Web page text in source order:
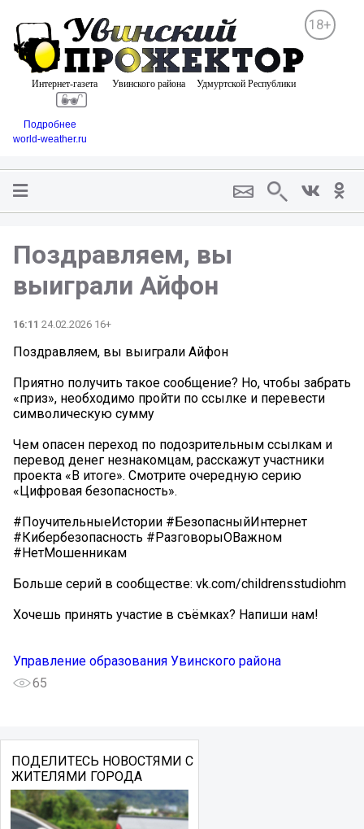
18+
Подробнее
world-weather.ru
Поздравляем, вы
выиграли Айфон
16:11 24.02.2026 16+
Поздравляем, вы выиграли Айфон
Приятно получить такое сообщение? Но, чтобы забрать
«приз», необходимо пройти по ссылке и перевести
символическую сумму
Чем опасен переход по подозрительным ссылкам и
перевод денег незнакомцам, расскажут участники
проекта «В итоге». Смотрите очередную серию
«Цифровая безопасность».
#ПоучительныеИстории #БезопасныйИнтернет
#Кибербезопасность #РазговорыОВажном
#НетМошенникам
Больше серий в сообществе: vk.com/childrensstudiohm
Хочешь принять участие в съёмках? Напиши нам!
Управление образования Увинского района
65
ПОДЕЛИТЕСЬ НОВОСТЯМИ С
ЖИТЕЛЯМИ ГОРОДА